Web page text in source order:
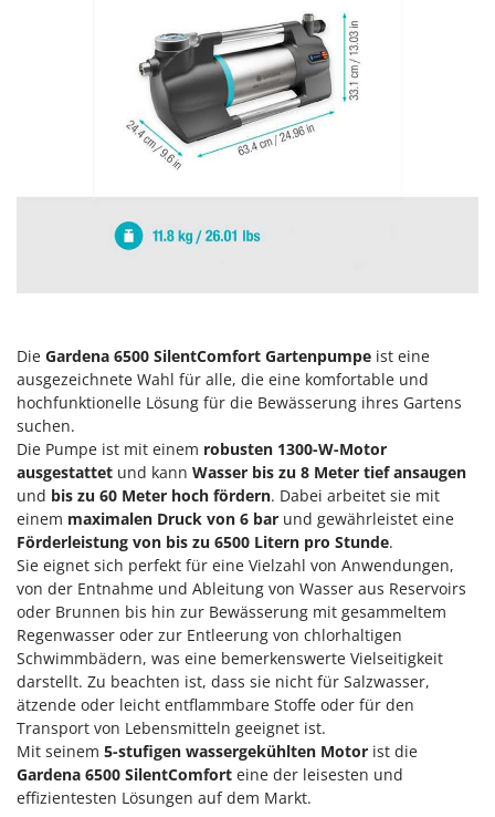
Heißluftfritteusen
Heizkanonen und Elektroheizer
Hochdruckreiniger
Hochgrasmäher
Holzbacköfen Außenbereich für Pizza und Braten
Hubwagen
Kartoffelroder für Traktoren
Kehrmaschinen
Kettensägen
Kippbare Heckschaufeln für Traktoren
Klimaanlagen – Klimageräte
Knetmaschinen
Knochensägen
Kompressoren - elektrisch
Kompressoren für Ernte und Baumschnitt
Kreiseleggen
Küchenreiben - elektrisch
Kükenaufzuchtboxen
L
Laderampe aus Aluminium
Diavola Pro
Diesse
Docma
Dominion
Dreame
E
Echo
EcoFlow
Edilmark
Effeuno
Einhell
Elegen
Energy Gruppi
Enotecnica Pillan
Die Gardena 6500 SilentComfort Gartenpumpe ist eine
ausgezeichnete Wahl für alle, die eine komfortable und
hochfunktionelle Lösung für die Bewässerung ihres Gartens
suchen.
Die Pumpe ist mit einem robusten 1300-W-Motor
ausgestattet und kann Wasser bis zu 8 Meter tief ansaugen
und bis zu 60 Meter hoch fördern. Dabei arbeitet sie mit
einem maximalen Druck von 6 bar und gewährleistet eine
Förderleistung von bis zu 6500 Litern pro Stunde.
Sie eignet sich perfekt für eine Vielzahl von Anwendungen,
von der Entnahme und Ableitung von Wasser aus Reservoirs
oder Brunnen bis hin zur Bewässerung mit gesammeltem
Regenwasser oder zur Entleerung von chlorhaltigen
Schwimmbädern, was eine bemerkenswerte Vielseitigkeit
darstellt. Zu beachten ist, dass sie nicht für Salzwasser,
ätzende oder leicht entflammbare Stoffe oder für den
Transport von Lebensmitteln geeignet ist.
Mit seinem 5-stufigen wassergekühlten Motor ist die
Gardena 6500 SilentComfort eine der leisesten und
effizientesten Lösungen auf dem Markt.